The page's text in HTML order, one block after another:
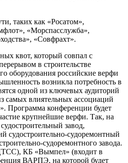
таких как «Росатом»,
«Морспасслужба»,
«Совфрахт».
квот, который совпал с
в строительстве
оборудования российские верфи
возникла потребность в
одной из ключевых аудиторий
самых влиятельных ассоциаций
Программа конференции будет
крупнейшие верфи. Так, на
завод,
судостроительно-судоремонтный
судоремонтного завода.
КБ «Вымпел» (входит в
ВАРПЭ, на которой будет